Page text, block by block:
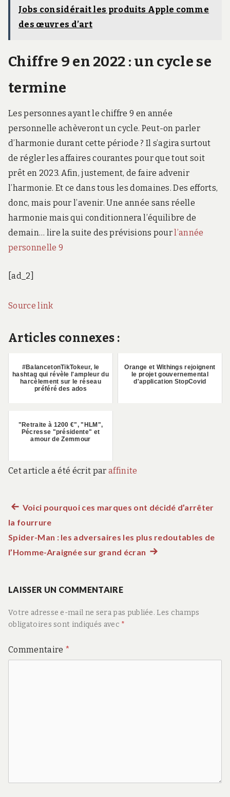
Jobs considérait les produits Apple comme
des œuvres d’art
Chiffre 9 en 2022 : un cycle se
termine
Les personnes ayant le chiffre 9 en année
personnelle achèveront un cycle. Peut-on parler
d’harmonie durant cette période ? Il s’agira surtout
de régler les affaires courantes pour que tout soit
prêt en 2023. Afin, justement, de faire advenir
l’harmonie. Et ce dans tous les domaines. Des efforts,
donc, mais pour l’avenir. Une année sans réelle
harmonie mais qui conditionnera l’équilibre de
demain… lire la suite des prévisions pourl’année
personnelle 9
[ad_2]
Source link
Articles connexes :
#BalancetonTikTokeur, le
hashtag qui révèle l'ampleur du
harcèlement sur le réseau
préféré des ados
Orange et Withings rejoignent
le projet gouvernemental
d'application StopCovid
"Retraite à 1200 €", "HLM",
Pécresse "présidente" et
amour de Zemmour
Cet article a été écrit par affinite
Navigation
de
Article
précédent :
Voici pourquoi ces marques ont décidé d’arrêter
la fourrure
Spider-Man : les adversaires les plus redoutables de
l’Homme-Araignée sur grand écran Article
LAISSER UN COMMENTAIRE
Votre adresse e-mail ne sera pas publiée. Les champs
obligatoires sont indiqués avec *
Commentaire *